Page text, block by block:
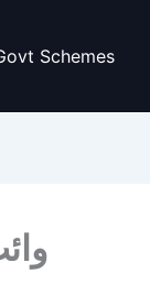
Schemes